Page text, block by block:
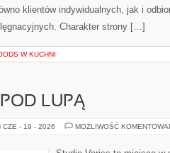
klientów indywidualnych, jak i
Charakter strony […]
W KUCHNI
LUPĄ
CZE - 19 - 2026 MOŻLIWOŚĆ